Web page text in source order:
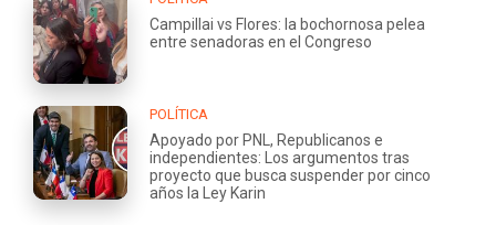
Campillai vs Flores: la bochornosa pelea
entre senadoras en el Congreso
POLÍTICA
Apoyado por PNL, Republicanos e
independientes: Los argumentos tras
proyecto que busca suspender por cinco
años la Ley Karin